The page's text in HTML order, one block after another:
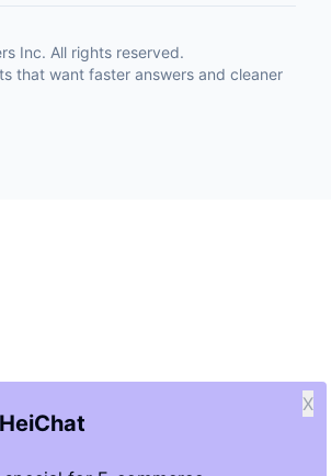
X
Inc. All rights reserved.
that want faster answers and cleaner